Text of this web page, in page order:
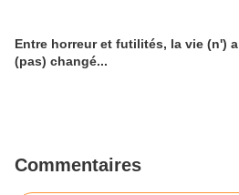
Entre horreur et futilités, la vie (n') a
(pas) changé...
Commentaires